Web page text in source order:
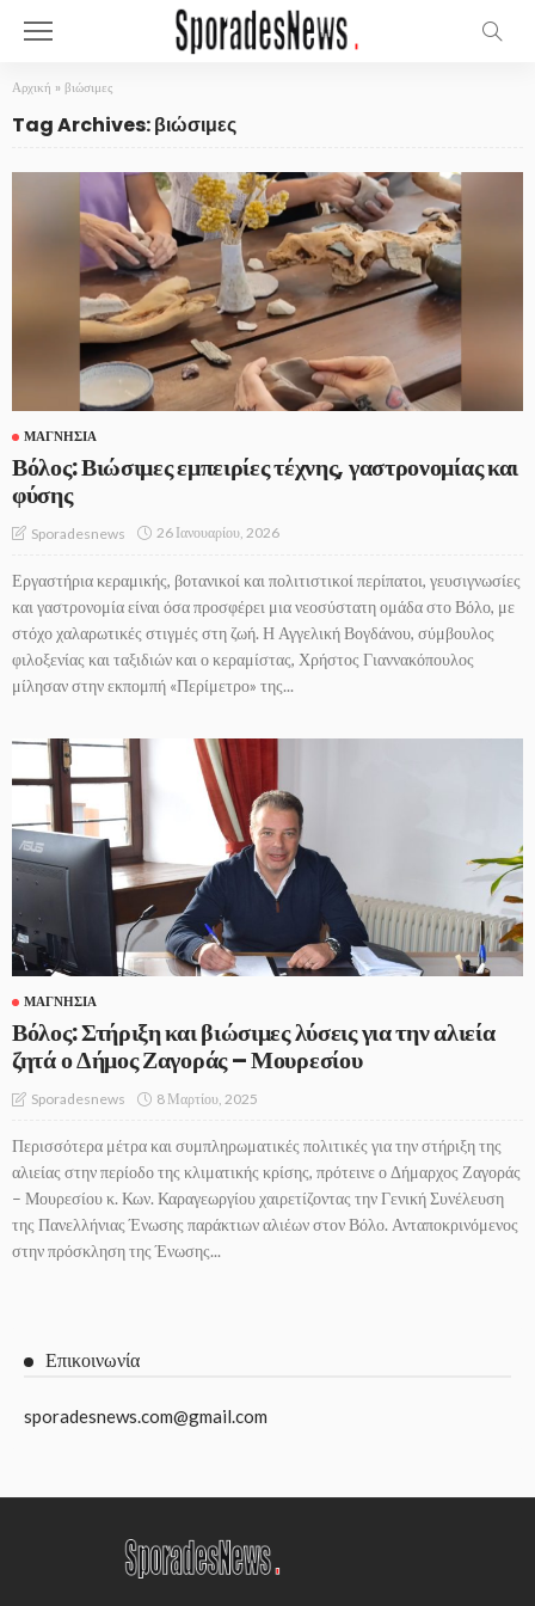
Αρχική » βιώσιμες
Tag Archives: βιώσιμες
ΜΑΓΝΗΣΊΑ
Βόλος: Βιώσιμες εμπειρίες τέχνης, γαστρονομίας και
φύσης
Sporadesnews 26 Ιανουαρίου, 2026
Εργαστήρια κεραμικής, βοτανικοί και πολιτιστικοί περίπατοι, γευσιγνωσίες
και γαστρονομία είναι όσα προσφέρει μια νεοσύστατη ομάδα στο Βόλο, με
στόχο χαλαρωτικές στιγμές στη ζωή. Η Αγγελική Βογδάνου, σύμβουλος
φιλοξενίας και ταξιδιών και ο κεραμίστας, Χρήστος Γιαννακόπουλος
μίλησαν στην εκπομπή «Περίμετρο» της...
ΜΑΓΝΗΣΊΑ
Βόλος: Στήριξη και βιώσιμες λύσεις για την αλιεία
ζητά ο Δήμος Ζαγοράς – Μουρεσίου
Sporadesnews 8 Μαρτίου, 2025
Περισσότερα μέτρα και συμπληρωματικές πολιτικές για την στήριξη της
αλιείας στην περίοδο της κλιματικής κρίσης, πρότεινε ο Δήμαρχος Ζαγοράς
– Μουρεσίου κ. Κων. Καραγεωργίου χαιρετίζοντας την Γενική Συνέλευση
της Πανελλήνιας Ένωσης παράκτιων αλιέων στον Βόλο. Ανταποκρινόμενος
στην πρόσκληση της Ένωσης...
Επικοινωνία
sporadesnews.com@gmail.com